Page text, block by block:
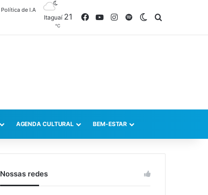
Política de I.A
Itaguaí 21
℃
FacebookYouTubeInstagram
SpotifySwitch skin
AGENDA CULTURAL BEM-ESTAR
Nossas redes